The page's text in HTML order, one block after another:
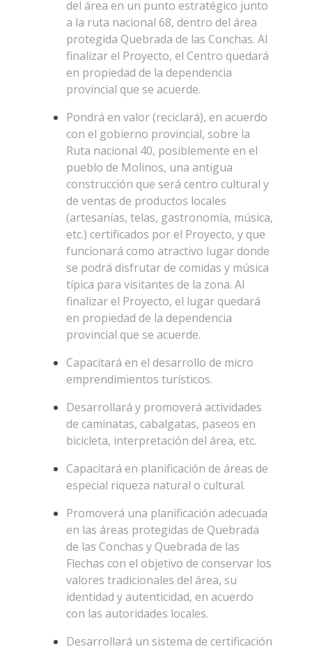
del área en un punto estratégico junto
a la ruta nacional 68, dentro del área
protegida Quebrada de las Conchas. Al
finalizar el Proyecto, el Centro quedará
en propiedad de la dependencia
provincial que se acuerde.
Pondrá en valor (reciclará), en acuerdo
con el gobierno provincial, sobre la
Ruta nacional 40, posiblemente en el
pueblo de Molinos, una antigua
construcción que será centro cultural y
de ventas de productos locales
(artesanías, telas, gastronomía, música,
etc.) certificados por el Proyecto, y que
funcionará como atractivo lugar donde
se podrá disfrutar de comidas y música
típica para visitantes de la zona. Al
finalizar el Proyecto, el lugar quedará
en propiedad de la dependencia
provincial que se acuerde.
Capacitará en el desarrollo de micro
emprendimientos turísticos.
Desarrollará y promoverá actividades
de caminatas, cabalgatas, paseos en
bicicleta, interpretación del área, etc.
Capacitará en planificación de áreas de
especial riqueza natural o cultural.
Promoverá una planificación adecuada
en las áreas protegidas de Quebrada
de las Conchas y Quebrada de las
Flechas con el objetivo de conservar los
valores tradicionales del área, su
identidad y autenticidad, en acuerdo
con las autoridades locales.
Desarrollará un sistema de certificación